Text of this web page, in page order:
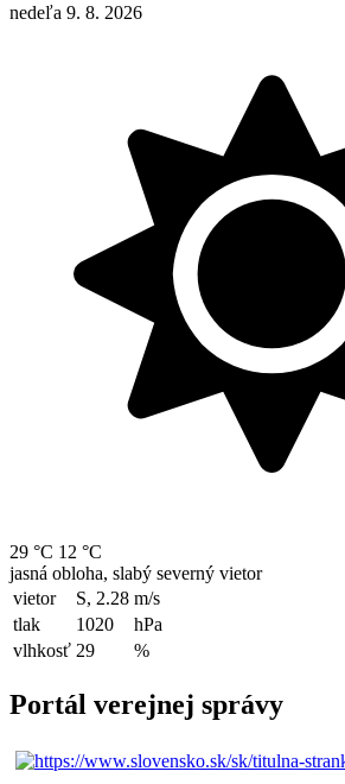
nedeľa 9. 8. 2026
29 °C 12 °C
jasná obloha, slabý severný vietor
vietor
S, 2.28 m/s
tlak
1020
hPa
vlhkosť 29 %
Portál verejnej správy